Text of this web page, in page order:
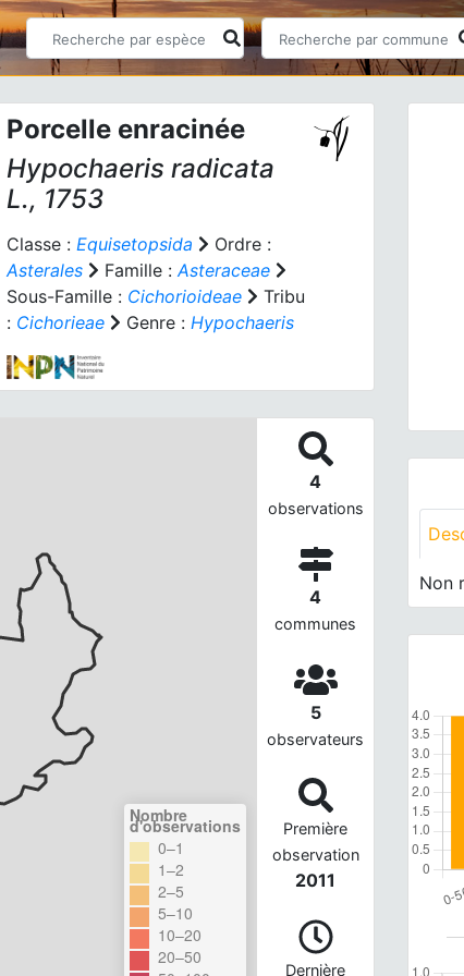
Porcelle enracinée
Hypochaeris radicata
L., 1753
Classe : Equisetopsida
Ordre :
Asterales
Famille :Asteraceae
Sous-Famille : Cichorioideae
Tribu
: Cichorieae Genre : Hypochaeris
Nombre
d'observations
0–1
1–2
2–5
5–10
10–20
20–50
4
observations
4
communes
5
observateurs
Première
observation
2011
Dernière
Non